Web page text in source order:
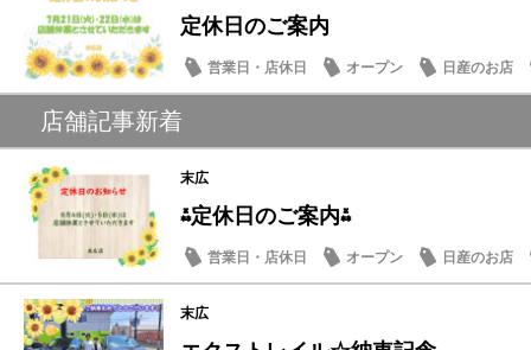
定休日のご案内
営業日・店休日 オープン 日産のお店
店舗記事新着
末広
⁂定休日のご案内⁂
営業日・店休日 オープン 日産のお店
末広